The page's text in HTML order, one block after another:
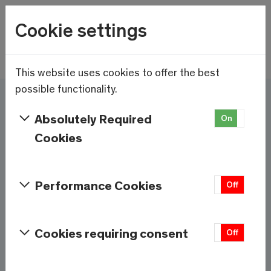
Skip to main content
14.8°C
Wetter
Ici et maintenant - Saas-
Fee/Saastal est prêt
Cookie settings
This website uses cookies to offer the best
possible functionality.
Absolutely Required
Cookies
On
Performance Cookies Off
Cookies requiring consent Off